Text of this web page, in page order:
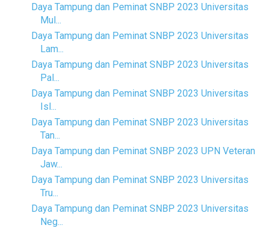
Daya Tampung dan Peminat SNBP 2023 Universitas
Mul...
Daya Tampung dan Peminat SNBP 2023 Universitas
Lam...
Daya Tampung dan Peminat SNBP 2023 Universitas
Pal...
Daya Tampung dan Peminat SNBP 2023 Universitas
Isl...
Daya Tampung dan Peminat SNBP 2023 Universitas
Tan...
Daya Tampung dan Peminat SNBP 2023 UPN Veteran
Jaw...
Daya Tampung dan Peminat SNBP 2023 Universitas
Tru...
Daya Tampung dan Peminat SNBP 2023 Universitas
Neg...